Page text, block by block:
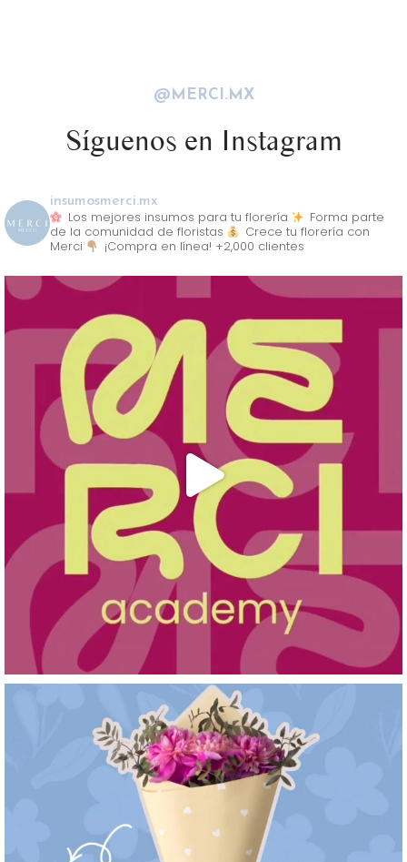
@MERCI.MX
Síguenos en Instagram
insumosmerci.mx
Los mejores insumos para tu florería
Forma parte
de la comunidad de floristas
Crece tu florería con
Merci
¡Compra en línea! +2,000 clientes